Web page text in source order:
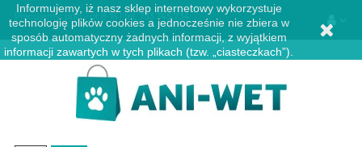
Pracujemy: pon - pt 8-16 | tel. 733 745 734
Informujemy, iż nasz sklep internetowy wykorzystuje
technologię plików cookies a jednocześnie nie zbiera w
sposób automatyczny żadnych informacji, z wyjątkiem
informacji zawartych w tych plikach (tzw. „ciasteczkach”).